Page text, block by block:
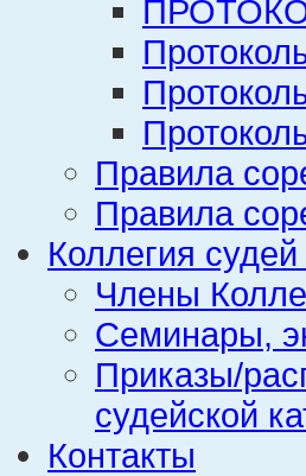
Правила
Правила
Коллегия
Члены
Семинары,
Приказы/
судейской
Контакты